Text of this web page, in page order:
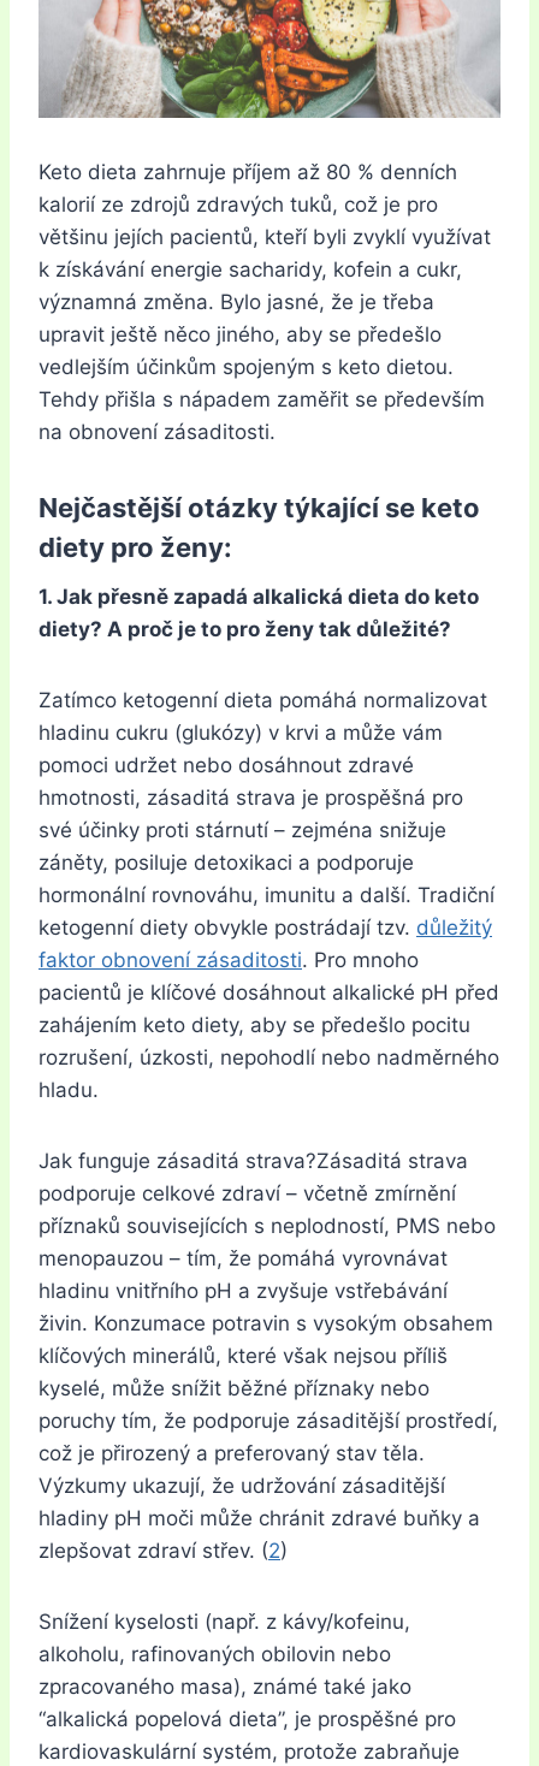
Keto dieta zahrnuje příjem až 80 % denních
kalorií ze zdrojů zdravých tuků, což je pro
většinu jejích pacientů, kteří byli zvyklí využívat
k získávání energie sacharidy, kofein a cukr,
významná změna. Bylo jasné, že je třeba
upravit ještě něco jiného, aby se předešlo
vedlejším účinkům spojeným s keto dietou.
Tehdy přišla s nápadem zaměřit se především
na obnovení zásaditosti.
Nejčastější otázky týkající se keto
diety pro ženy:
1. Jak přesně zapadá alkalická dieta do keto
diety? A proč je to pro ženy tak důležité?
Zatímco ketogenní dieta pomáhá normalizovat
hladinu cukru (glukózy) v krvi a může vám
pomoci udržet nebo dosáhnout zdravé
hmotnosti, zásaditá strava je prospěšná pro
své účinky proti stárnutí – zejména snižuje
záněty, posiluje detoxikaci a podporuje
hormonální rovnováhu, imunitu a další. Tradiční
ketogenní diety obvykle postrádají tzv. důležitý
faktor obnovení zásaditosti. Pro mnoho
pacientů je klíčové dosáhnout alkalické pH před
zahájením keto diety, aby se předešlo pocitu
rozrušení, úzkosti, nepohodlí nebo nadměrného
hladu.
Jak funguje zásaditá strava?Zásaditá strava
podporuje celkové zdraví – včetně zmírnění
příznaků souvisejících s neplodností, PMS nebo
menopauzou – tím, že pomáhá vyrovnávat
hladinu vnitřního pH a zvyšuje vstřebávání
živin. Konzumace potravin s vysokým obsahem
klíčových minerálů, které však nejsou příliš
kyselé, může snížit běžné příznaky nebo
poruchy tím, že podporuje zásaditější prostředí,
což je přirozený a preferovaný stav těla.
Výzkumy ukazují, že udržování zásaditější
hladiny pH moči může chránit zdravé buňky a
zlepšovat zdraví střev. (2)
Snížení kyselosti (např. z kávy/kofeinu,
alkoholu, rafinovaných obilovin nebo
zpracovaného masa), známé také jako
“alkalická popelová dieta”, je prospěšné pro
kardiovaskulární systém, protože zabraňuje